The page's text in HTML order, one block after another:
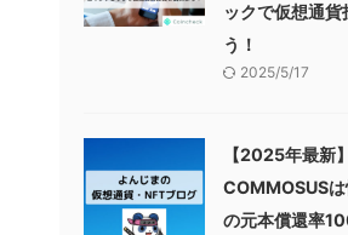
ックで仮想通貨
う！
2025/5/17
【2025年最新】
COMMOSUS
の元本償還率